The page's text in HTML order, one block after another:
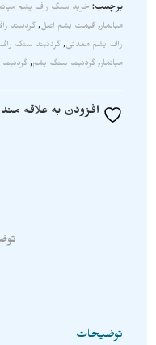
برچسب: خرید سنگ راف یشم
میانمار, قیمت یشم اصل, گردنبند
راف یشم معدنی, گردنبند سنگ
میانمار, گردنبند سنگ یشم,
افزودن به علاقه
توضیحات